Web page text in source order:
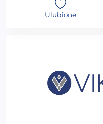
Ulubione